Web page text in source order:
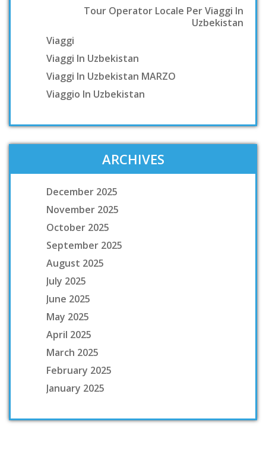
Tour Operator Locale Per Viaggi In
Uzbekistan
Viaggi
Viaggi In Uzbekistan
Viaggi In Uzbekistan MARZO
Viaggio In Uzbekistan
ARCHIVES
December 2025
November 2025
October 2025
September 2025
August 2025
July 2025
June 2025
May 2025
April 2025
March 2025
February 2025
January 2025